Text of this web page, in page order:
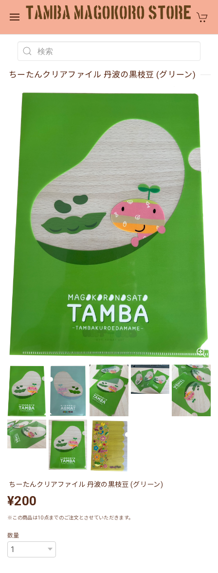
ちーたんクリアファイル 丹波の黒枝豆 (グリーン)
ちーたんクリアファイル 丹波の黒枝豆 (グリーン)
¥200
※この商品は10点までのご注文とさせていただきます。
数量